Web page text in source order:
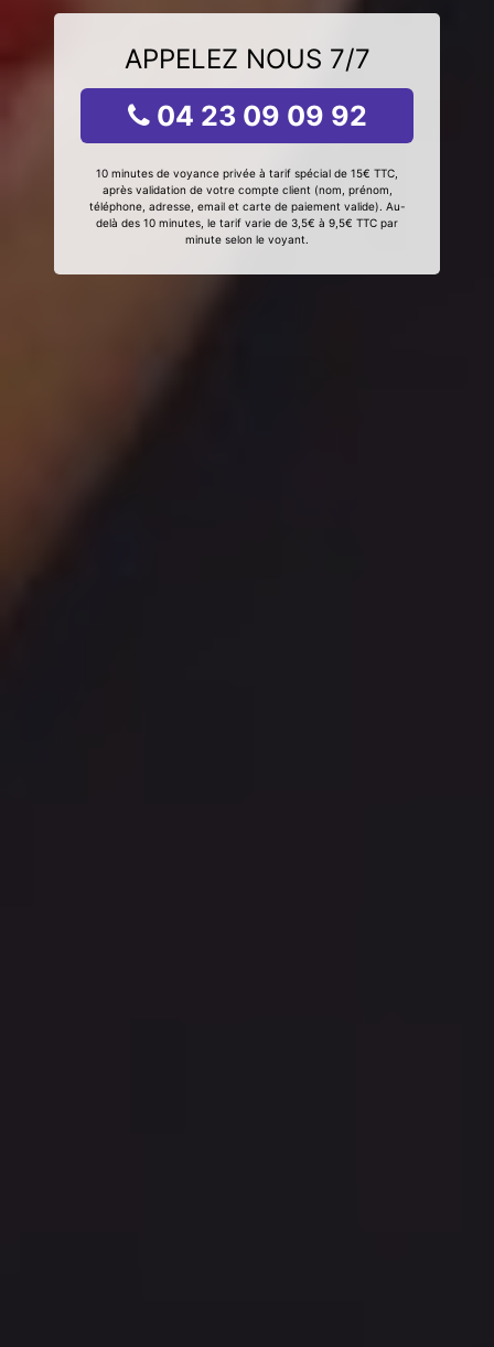
APPELEZ NOUS 7/7
04 23 09 09 92
10 minutes de voyance privée à tarif spécial de 15€ TTC,
après validation de votre compte client (nom, prénom,
téléphone, adresse, email et carte de paiement valide). Au-
delà des 10 minutes, le tarif varie de 3,5€ à 9,5€ TTC par
minute selon le voyant.